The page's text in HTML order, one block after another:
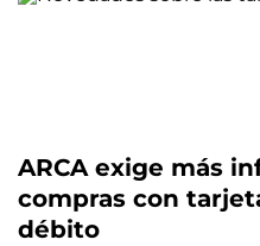
ARCA exige más
compras con
débito